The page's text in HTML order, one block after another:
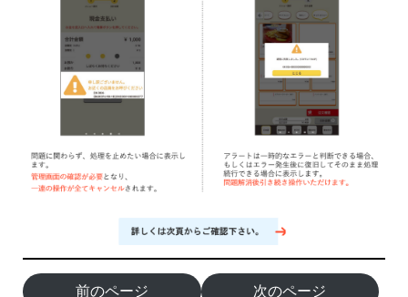
前のページ 次のページ